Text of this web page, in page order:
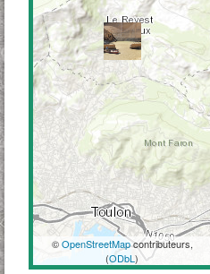
Coordonnées
©OpenStreetMapcontributeurs,
(ODbL)